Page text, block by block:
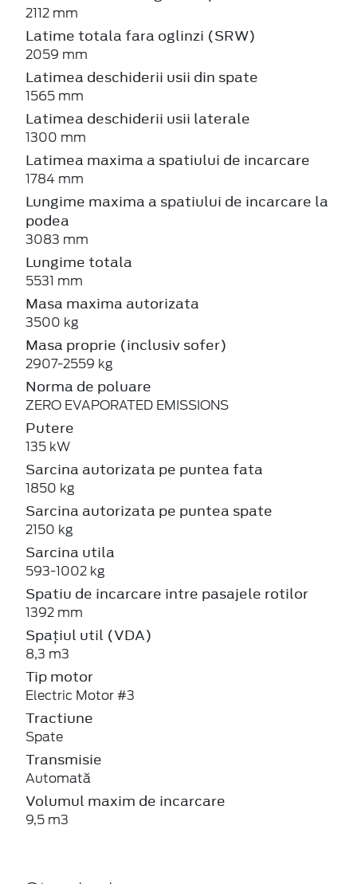
2112 mm
Latime totala fara oglinzi (SRW)
2059 mm
Latimea deschiderii usii din spate
1565 mm
Latimea deschiderii usii laterale
1300 mm
Latimea maxima a spatiului de incarcare
1784 mm
Lungime maxima a spatiului de incarcare la
podea
3083 mm
Lungime totala
5531 mm
Masa maxima autorizata
3500 kg
Masa proprie (inclusiv sofer)
2907-2559 kg
Norma de poluare
ZERO EVAPORATED EMISSIONS
Putere
135 kW
Sarcina autorizata pe puntea fata
1850 kg
Sarcina autorizata pe puntea spate
2150 kg
Sarcina utila
593-1002 kg
Spatiu de incarcare intre pasajele rotilor
1392 mm
Spațiul util (VDA)
8,3 m3
Tip motor
Electric Motor #3
Tractiune
Spate
Transmisie
Automată
Volumul maxim de incarcare
9,5 m3